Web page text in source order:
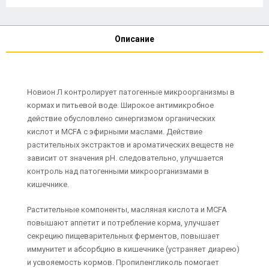
Описание
Новион Л контролирует патогенные микроорганизмы в
кормах и питьевой воде. Широкое антимикробное
действие обусловлено синергизмом органических
кислот и MCFA с эфирными маслами. Действие
растительных экстрактов и ароматических веществ не
зависит от значения pH. следовательно, улучшается
контроль над патогенными микроорганизмами в
кишечнике.
Растительные компоненты, масляная кислота и MCFA
повышают аппетит и потребление корма, улучшает
секрецию пищеварительных ферментов, повышает
иммунитет и абсорбцию в кишечнике (устраняет диарею)
и усвояемость кормов. Пропиленгликоль помогает